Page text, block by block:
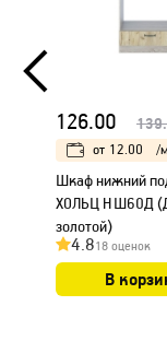
126.00
от 12.00 /
Шкаф нижний
ХОЛЬЦ НШ60Д
золотой)
4.818 оценок
В